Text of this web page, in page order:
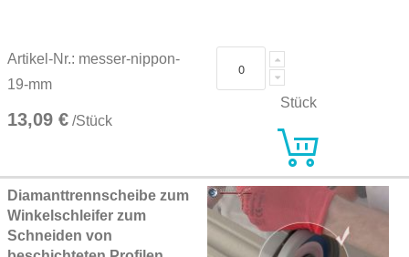
Artikel-Nr.: messer-nippon-
19-mm
13,09 € /Stück
Stück
Diamanttrennscheibe zum
Winkelschleifer zum
Schneiden von